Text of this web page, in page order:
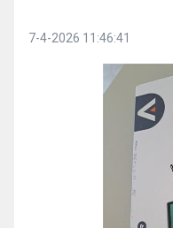
7-4-2026 11:46:41